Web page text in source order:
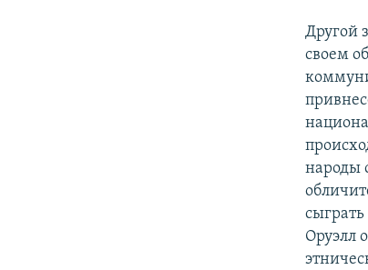
Другой
своем
народы
Оруэлл